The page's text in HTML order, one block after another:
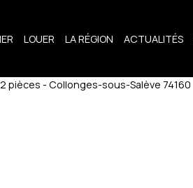
LOUER LA RÉGION ACTUALITÉS